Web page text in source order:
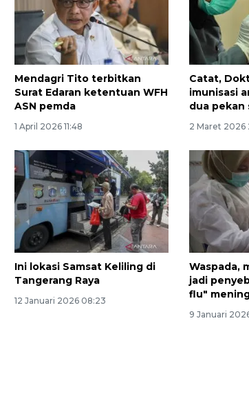
Mendagri Tito terbitkan
Surat Edaran ketentuan WFH
ASN pemda
1 April 2026 11:48
Catat,
imunisasi
dua pekan
2 Maret 2026
Ini lokasi Samsat Keliling di
Tangerang Raya
12 Januari 2026 08:23
Waspada,
jadi
flu"
9 Januari 2026